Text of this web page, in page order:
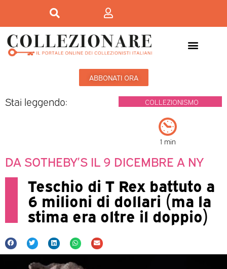
ABBONATI ORA
Stai leggendo: COLLEZIONISMO
1 min
DA SOTHEBY’S IL 9 DICEMBRE A NY
Teschio di T Rex battuto a
6 milioni di dollari (ma la
stima era oltre il doppio)